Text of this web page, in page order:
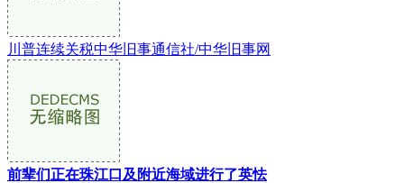
川普连续关税中华旧事通信社/中华旧事网
前辈们正在珠江口及附近海域进行了英怯